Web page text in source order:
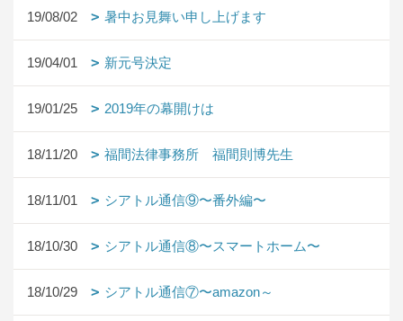
19/08/02 暑中お見舞い申し上げます
19/04/01 新元号決定
19/01/25 2019年の幕開けは
18/11/20 福間法律事務所 福間則博先生
18/11/01 シアトル通信⑨〜番外編〜
18/10/30 シアトル通信⑧〜スマートホーム〜
18/10/29 シアトル通信⑦〜amazon～